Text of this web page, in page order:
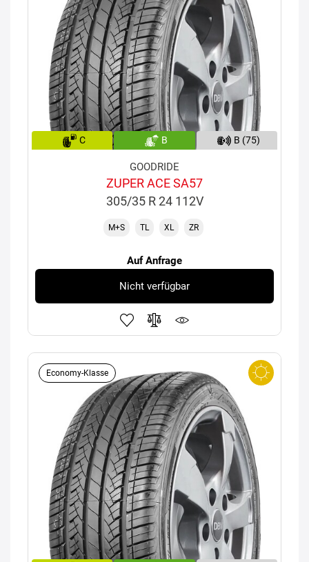
C B B (75)
GOODRIDE
ZUPER ACE SA57
305/35 R 24 112V
M+S TL XL ZR
Auf Anfrage
Nicht verfügbar
Economy-Klasse